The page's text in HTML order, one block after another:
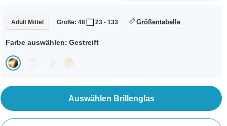
Adult Mittel Größe: 48 23 - 133 Größentabelle
Farbe auswählen: Gestreift
Auswählen Brillenglas